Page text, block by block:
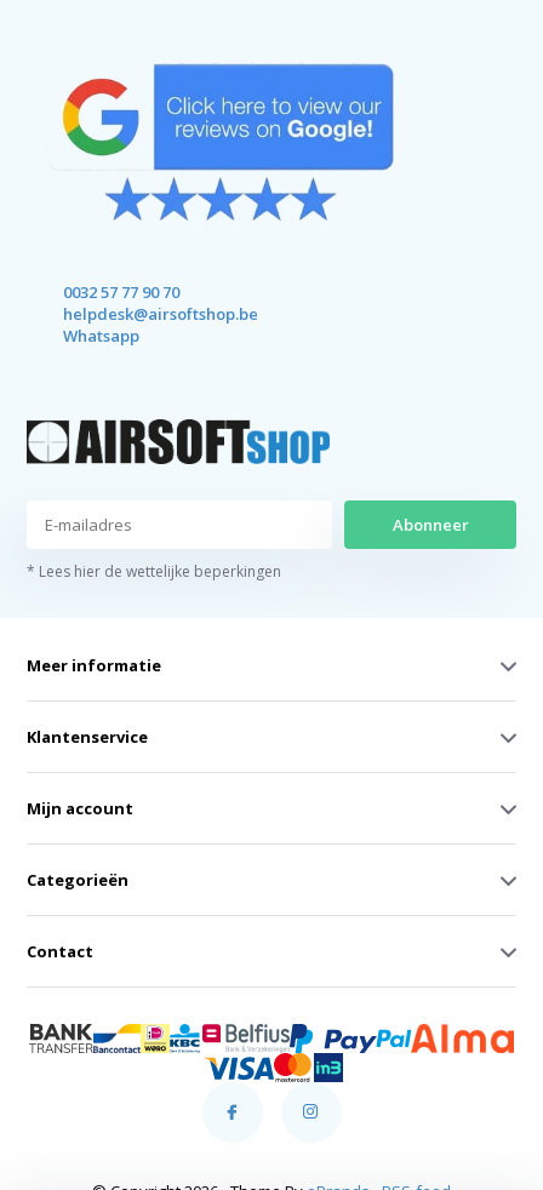
0032 57 77 90 70
helpdesk@airsoftshop.be
Whatsapp
Abonneer
* Lees hier de wettelijke beperkingen
Meer informatie
Klantenservice
Mijn account
Categorieën
Contact